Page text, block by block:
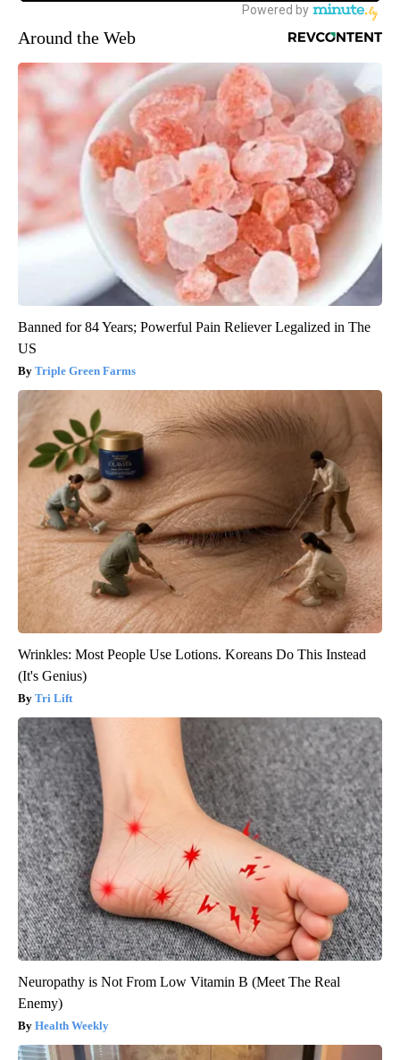
Around the Web
Banned for 84 Years; Powerful Pain Reliever Legalized in The
US
Triple Green Farms
Wrinkles: Most People Use Lotions. Koreans Do This Instead
(It's Genius)
Tri Lift
Neuropathy is Not From Low Vitamin B (Meet The Real
Enemy)
Health Weekly